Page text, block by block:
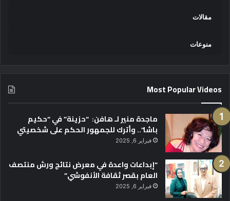
مقالات
منوعات
Most Popular Videos
ماجدة منير لـ هافن: “حزينة” في “حكيم
باشا”.. وأترك للجمهور الحكم على شخصيتي
فبراير 6, 2025
“إبداعات واعدة في معرض نتائج ورش منتصف
العام بقصر ثقافة الأنفوشي”
فبراير 6, 2025